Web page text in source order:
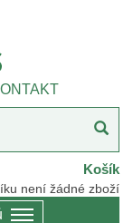
Košík
není žádné zboží